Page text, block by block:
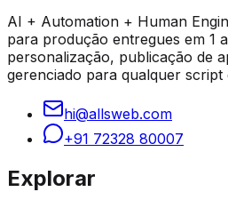
AI + Automation + Human
para produção entregues em 1
personalização, publicação de
gerenciado para qualquer script
hi@allsweb.com
+91 72328 80007
Explorar